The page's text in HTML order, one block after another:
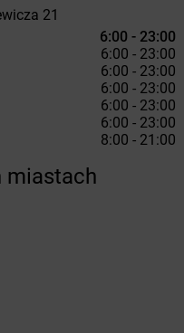
21
6:00 - 23:00
6:00 - 23:00
6:00 - 23:00
6:00 - 23:00
6:00 - 23:00
6:00 - 23:00
8:00 - 21:00
miastach